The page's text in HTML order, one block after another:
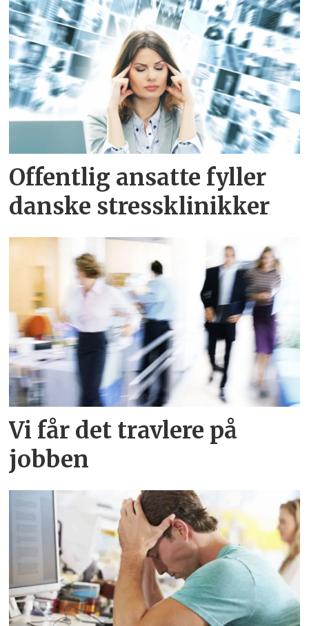
Offentlig ansatte fyller
danske stressklinikker
Vi får det travlere på
jobben